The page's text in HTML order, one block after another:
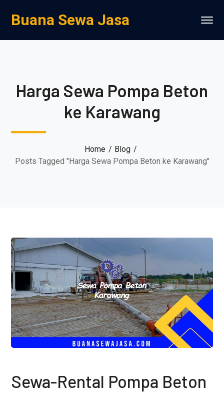
Buana Sewa Jasa
Harga Sewa Pompa Beton
ke Karawang
Home
Blog
Posts Tagged "Harga Sewa Pompa Beton ke Karawang"
Sewa-Rental Pompa Beton